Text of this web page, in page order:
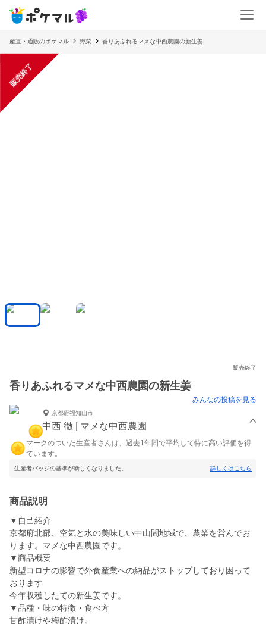
産直・通販のポケマル 野菜 香りあふれるマメな中西農園の新生姜
販売終了
販売終了
香りあふれるマメな中西農園の新生姜
みんなの投稿を見る
京都府福知山市
中西 徹 | マメな中西農園
マークのついた生産者さんは、過去1年間で平均して特に高い評価を得
ています。
生産者バッジの基準が新しくなりました。 詳しくはこちら
商品説明
▼自己紹介
京都府北部、空気と水の美味しい中山間地域で、農業を営んでお
ります。マメな中西農園です。
▼商品概要
新型コロナの影響で外食産業への納品がストップしており困って
おります
今年収穫したての新生姜です。
▼品種・味の特徴・食べ方
甘酢漬けや梅酢漬け。